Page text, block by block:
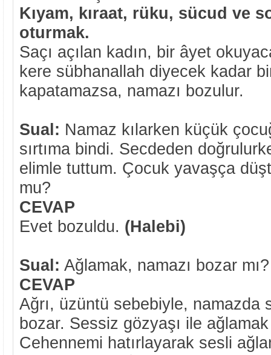
Kıyam, kıraat, rüku, sücud ve
oturmak.
Saçı açılan kadın, bir âyet
kere sübhanallah diyecek kadar
kapatamazsa, namazı bozulur.
Sual: Namaz kılarken küçük
sırtıma bindi. Secdeden
elimle tuttum. Çocuk yavaşça
mu?
CEVAP
Evet bozuldu. (Halebi)
Sual: Ağlamak, namazı bozar mı?
CEVAP
Ağrı, üzüntü sebebiyle, namazda
bozar. Sessiz gözyaşı ile
Cehennemi hatırlayarak sesli